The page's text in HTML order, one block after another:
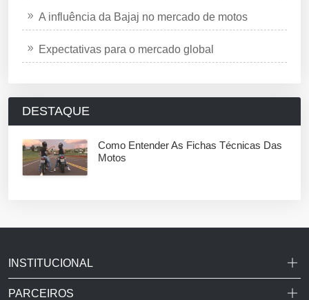
A influência da Bajaj no mercado de motos
Expectativas para o mercado global
DESTAQUE
Como Entender As Fichas Técnicas Das
Motos
INSTITUCIONAL
PARCEIROS